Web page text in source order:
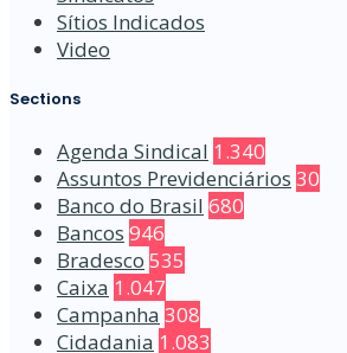
Sítios Indicados
Video
Sections
Agenda Sindical 1.340
Assuntos Previdenciários 30
Banco do Brasil 680
Bancos 946
Bradesco 535
Caixa 1.047
Campanha 308
Cidadania 1.083